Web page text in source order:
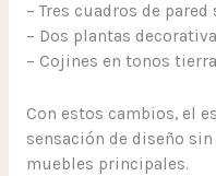
– Tres cuadros de pared
– Dos plantas
– Cojines en tonos
Con estos cambios, el
sensación de diseño
muebles principales.